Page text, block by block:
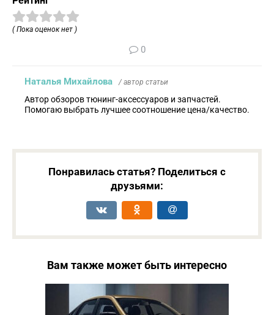
( Пока оценок нет )
0
Наталья Михайлова / автор статьи
Автор обзоров тюнинг-аксессуаров и запчастей.
Помогаю выбрать лучшее соотношение цена/качество.
Понравилась статья? Поделиться с
друзьями:
Вам также может быть интересно